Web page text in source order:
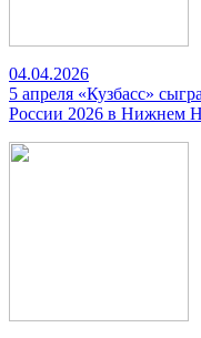
04.04.2026
5 апреля «Кузбасс»
России 2026 в Нижнем